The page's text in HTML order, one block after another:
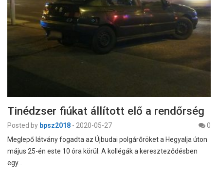
Tinédzser fiúkat állított elő a rendőrség
Posted by bpsz2018 - 2020-05-27
0
Meglepő látvány fogadta az Újbudai polgárőröket a Hegyalja úton
május 25-én este 10 óra körül. A kollégák a kereszteződésben
egy…